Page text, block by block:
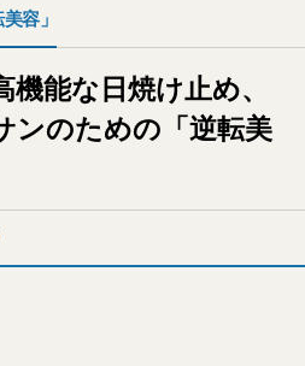
容」
能な日焼け止め、
ンのための「逆転美